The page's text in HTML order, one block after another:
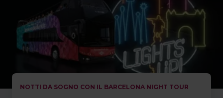
NOTTI DA SOGNO CON IL BARCELONA NIGHT TOUR